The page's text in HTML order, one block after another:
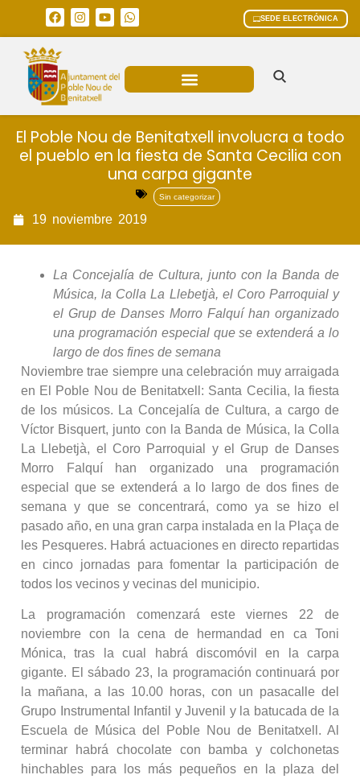
SEDE ELECTRÓNICA
El Poble Nou de Benitatxell involucra a todo
el pueblo en la fiesta de Santa Cecilia con
una carpa gigante
Sin categorizar
19 noviembre 2019
La Concejalía de Cultura, junto con la Banda de
Música, la Colla La Llebetjà, el Coro Parroquial y
el Grup de Danses Morro Falquí han organizado
una programación especial que se extenderá a lo
largo de dos fines de semana
Noviembre trae siempre una celebración muy arraigada
en El Poble Nou de Benitatxell: Santa Cecilia, la fiesta
de los músicos. La Concejalía de Cultura, a cargo de
Víctor Bisquert, junto con la Banda de Música, la Colla
La Llebetjà, el Coro Parroquial y el Grup de Danses
Morro Falquí han organizado una programación
especial que se extenderá a lo largo de dos fines de
semana y que se concentrará, como ya se hizo el
pasado año, en una gran carpa instalada en la Plaça de
les Pesqueres. Habrá actuaciones en directo repartidas
en cinco jornadas para fomentar la participación de
todos los vecinos y vecinas del municipio.
La programación comenzará este viernes 22 de
noviembre con la cena de hermandad en ca Toni
Mónica, tras la cual habrá discomóvil en la carpa
gigante. El sábado 23, la programación continuará por
la mañana, a las 10.00 horas, con un pasacalle del
Grupo Instrumental Infantil y Juvenil y la batucada de la
Escuela de Música del Poble Nou de Benitatxell. Al
terminar habrá chocolate con bamba y colchonetas
hinchables para los más pequeños en la plaza del